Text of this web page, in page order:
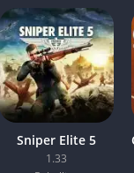
Sniper Elite 5
1.33